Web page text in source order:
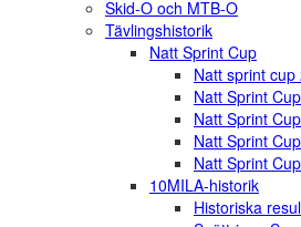
Skid-O och MTB-O
Tävlingshistorik
Natt Sprint Cup
Natt sprint cup
Natt Sprint
Natt Sprint
Natt Sprint
Natt Sprint
10MILA-historik
Historiska